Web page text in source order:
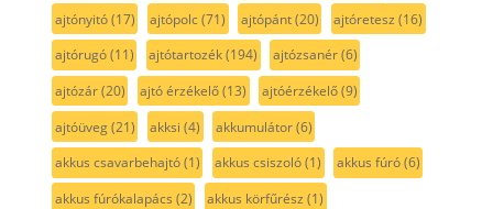
ajtónyitó(17) ajtópolc(71) ajtópánt(20) ajtóretesz (16)
ajtórugó(11) ajtótartozék(194) ajtózsanér(6)
ajtózár(20) ajtó érzékelő(13) ajtóérzékelő(9)
ajtóüveg(21) akksi (4) akkumulátor(6)
akkus csavarbehajtó(1) akkus csiszoló(1) akkus fúró(6)
akkus fúrókalapács (2) akkus körfűrész (1)